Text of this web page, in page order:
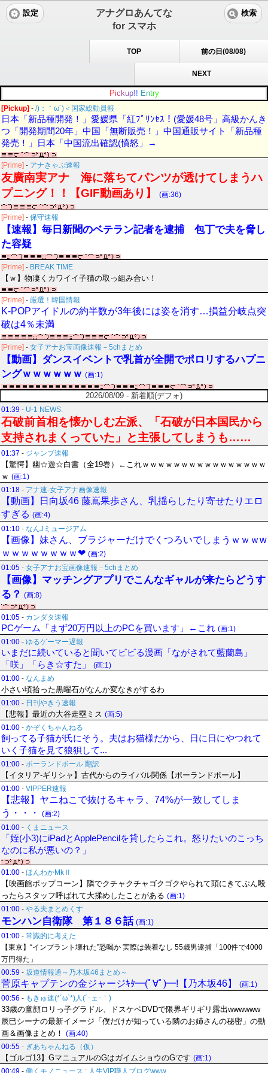
アナグロあんてな
for スマホ
設定 検索
TOP 前の日(08/08)
NEXT
Pic kup!! Entry
[Pickup] - /)；｀ω´)＜国家総動員報
日本「新品種開発！」愛媛県「紅ﾌﾟﾘﾝｾｽ！(愛媛48号」高級かんき
つ「開発期間20年」中国「無断販売！」中国通販サイト「新品種
発売！」日本「中国流出確認(憤怒」→
[Prime] - アナきゃぷ速報
友廣南実アナ 海に落ちてパンツが透けてしまうハ
プニング！！【GIF動画あり】
(画:36)
[Prime] - 保守速報
【速報】毎日新聞のベテラン記者を逮捕 包丁で夫を脅し
た容疑
[Prime] - BREAK TIME
【ｗ】物凄くカワイイ子猫の取っ組み合い！
[Prime] - 厳選！韓国情報
K-POPアイドルの約半数が3年後には姿を消す…損益分岐点突
破は4％未満
[Prime] - 女子アナお宝画像速報－5chまとめ
【動画】ダンスイベントで乳首が全開でポロリするハプニ
ングｗｗｗｗｗｗ (画:1)
2026/08/09 - 新着順(デフォ)
01:39 - U-1 NEWS.
石破前首相を懐かしむ左派、「石破が日本国民から
支持されまくっていた」と主張してしまうも……
01:37 - ジャンプ速報
【驚愕】幽☆遊☆白書（全19巻）←これｗｗｗｗｗｗｗｗｗｗｗｗｗｗｗｗ
ｗ (画:1)
01:18 - アナ速‐女子アナ画像速報
【動画】日向坂46 藤嶌果歩さん、乳揺らしたり寄せたりエロ
すぎる (画:4)
01:10 - なんJミュージアム
【画像】妹さん、ブラジャーだけでくつろいでしまうｗｗｗw
ｗｗｗｗｗｗｗｗ❤ (画:2)
01:05 - 女子アナお宝画像速報－5chまとめ
【画像】マッチングアプリでこんなギャルが来たらどうす
る？ (画:8)
01:05 - カンダタ速報
PCゲーム「まず20万円以上のPCを買います」←これ (画:1)
01:00 - ゆるゲーマー遅報
いまだに続いていると聞いてビビる漫画「ながされて藍蘭島」
「咲」「らき☆すた」
(画:1)
01:00 - なんまめ
小さい頃拾った黒曜石がなんか変なきがするわ
01:00 - 日刊やきう速報
【悲報】最近の大谷走塁ミス (画:5)
01:00 - かぞくちゃんねる
飼ってる子猫が氏にそう。夫はお猫様だから、日に日にやつれて
いく子猫を見て狼狽して...
01:00 - ポーランドボール 翻訳
【イタリア-ギリシャ】古代からのライバル関係【ポーランドボール】
01:00 - VIPPER速報
【悲報】ヤニねこで抜けるキャラ、74%が一致してしま
う・・・
(画:2)
01:00 - くまニュース
「姪(小3)にiPadとApplePencilを貸したらこれ。怒りたいのこっち
なのに私が悪いの？」
01:00 - ほんわかMkⅡ
【映画館ポップコーン】隣でクチャクチャゴクゴクやられて頭にきてぶん殴
ったらスタッフ呼ばれて大揉めしたことがある (画:1)
01:00 - やる夫まとめくす
モンハン自衛隊 第１８６話 (画:1)
01:00 - 常識的に考えた
【東京】“インプラント壊れた”恐喝か 実際は装着なし 55歳男逮捕「100件で4000
万円得た」
00:59 - 坂道情報通～乃木坂46まとめ～
菅原キャプテンの金ジャージｷﾀ━(ﾟ∀ﾟ)━!【乃木坂46】
(画:1)
00:56 - もきゅ速(*´ω`*)人(´･ェ･｀)
33歳の童顔ロリっ子グラドル、ドスケベDVDで限界ギリギリ露出wwwwww
辰巳シーナの最新イメージ「僕だけが知っている隣のお姉さんの秘密」の動
画＆画像まとめ！
(画:40)
00:55 - ぎあちゃんねる（仮）
【ゴルゴ13】GマニュアルのGはガイムショウのGです (画:1)
00:49 - 働くモノニュース : 人生VIP職人ブログwww